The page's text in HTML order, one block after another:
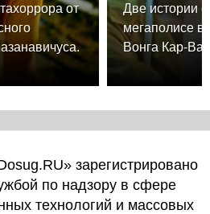
от
Две истории
мегаполисе в
Вонга Кар-
зарегистрировано
по надзору в сфере
технологий и массовых